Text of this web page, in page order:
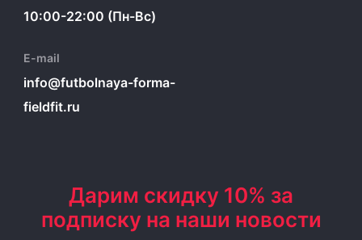
10:00-22:00 (Пн-Вс)
E-mail
info@futbolnaya-forma-
fieldfit.ru
Дарим скидку 10% за
подписку на наши новости